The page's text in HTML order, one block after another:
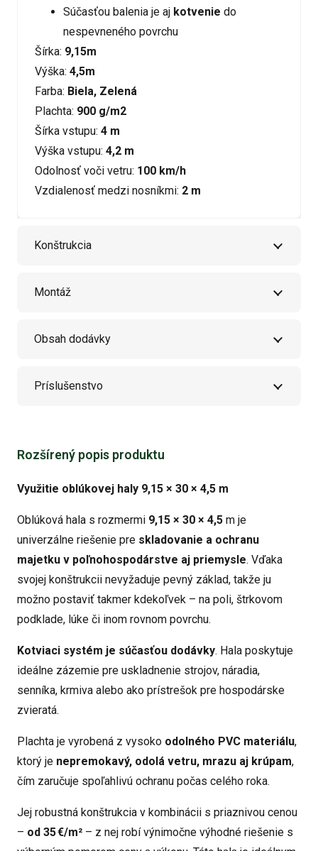
Súčasťou balenia je aj kotvenie do
nespevneného povrchu
Šírka: 9,15m
Výška: 4,5m
Farba: Biela, Zelená
Plachta: 900 g/m2
Šírka vstupu: 4 m
Výška vstupu: 4,2 m
Odolnosť voči vetru: 100 km/h
Vzdialenosť medzi nosníkmi: 2 m
Konštrukcia
Montáž
Obsah dodávky
Príslušenstvo
Rozšírený popis produktu
Využitie oblúkovej haly 9,15 × 30 × 4,5 m
Oblúková hala s rozmermi 9,15 × 30 × 4,5 m je
univerzálne riešenie pre skladovanie a ochranu
majetku v poľnohospodárstve aj priemysle. Vďaka
svojej konštrukcii nevyžaduje pevný základ, takže ju
možno postaviť takmer kdekoľvek – na poli, štrkovom
podklade, lúke či inom rovnom povrchu.
Kotviaci systém je súčasťou dodávky. Hala poskytuje
ideálne zázemie pre uskladnenie strojov, náradia,
senníka, krmiva alebo ako prístrešok pre hospodárske
zvieratá.
Plachta je vyrobená z vysoko odolného PVC materiálu,
ktorý je nepremokavý, odolá vetru, mrazu aj krúpam,
čím zaručuje spoľahlivú ochranu počas celého roka.
Jej robustná konštrukcia v kombinácii s priaznivou cenou
– od 35 €/m² – z nej robí výnimočne výhodné riešenie s